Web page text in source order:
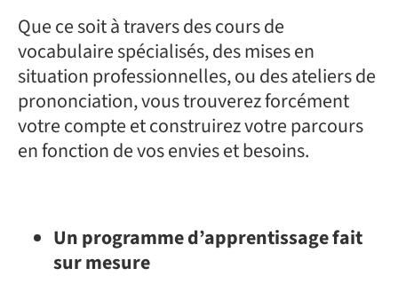
Que ce soit à travers des cours de
vocabulaire spécialisés, des mises en
situation professionnelles, ou des ateliers de
prononciation, vous trouverez forcément
votre compte et construirez votre parcours
en fonction de vos envies et besoins.
Un programme d’apprentissage fait
sur mesure